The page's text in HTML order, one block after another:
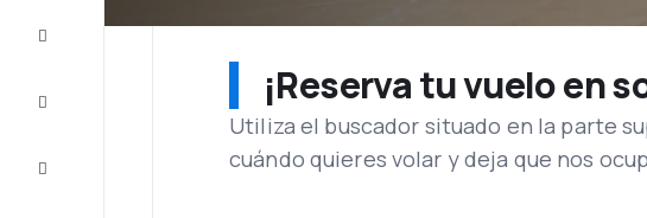
¡Reserva tu vuelo en
Utiliza el buscador situado en la parte
cuándo quieres volar y deja que nos